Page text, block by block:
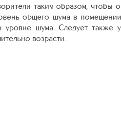
таким образом, чтобы
общего шума в
шума. Следует также
возрасти.